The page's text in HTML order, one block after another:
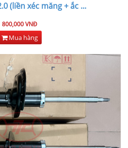
(liền xéc măng + ắc ...
800,000 VNĐ
Mua hàng